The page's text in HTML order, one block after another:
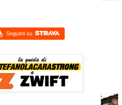
Seguimi su